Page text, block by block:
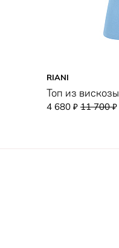
RIANI
Топ из вискозы
4 680 ₽ 11 700₽